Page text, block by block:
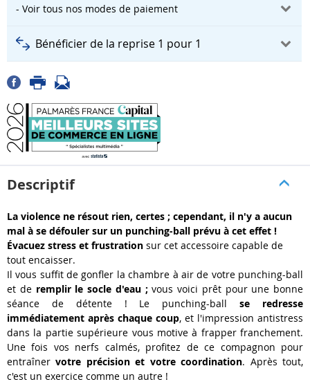
- Voir tous nos modes de paiement
Bénéficier de la reprise 1 pour 1
Descriptif
La violence ne résout rien, certes ; cependant, il n'y a aucun
mal à se défouler sur un punching-ball prévu à cet effet !
Évacuez stress et frustration sur cet accessoire capable de
tout encaisser.
Il vous suffit de gonfler la chambre à air de votre punching-ball
et de remplir le socle d'eau ; vous voici prêt pour une bonne
séance de détente ! Le punching-ballse redresse
immédiatement après chaque coup, et l'impression antistress
dans la partie supérieure vous motive à frapper franchement.
Une fois vos nerfs calmés, profitez de ce compagnon pour
entraînervotre précision et votre coordination. Après tout,
c'est un exercice comme un autre !